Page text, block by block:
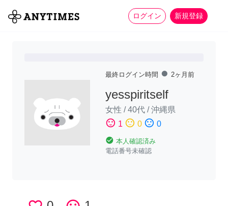
ログイン 新規登録
全て 家事 more_horiz
最終ログイン時間 fiber_manual_record 2ヶ月前
yesspiritself
女性 /40代 /沖縄県
sentiment_satisfied 1 sentiment_neutral 0 sentiment_dissatisfied 0
check_circle 本人確認済み
電話番号未確認